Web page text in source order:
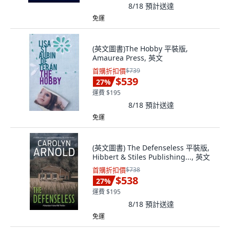
8/18 預計送達
免運
(英文圖書)The Hobby 平裝版,
Amaurea Press, 英文
首購折扣價$739
27% $539
運費 $195
8/18 預計送達
免運
(英文圖書) The Defenseless 平裝版,
Hibbert & Stiles Publishing..., 英文
首購折扣價$738
27% $538
運費 $195
8/18 預計送達
免運